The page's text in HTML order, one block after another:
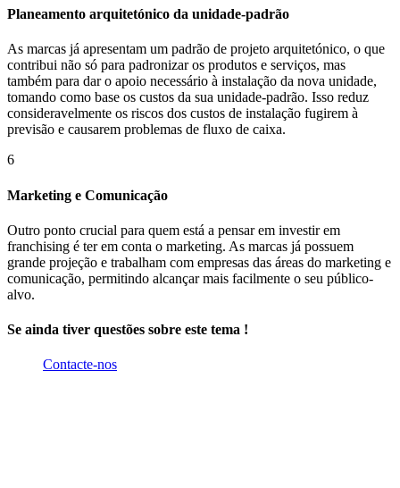
Planeamento arquitetónico da unidade-padrão
As marcas já apresentam um padrão de projeto arquitetónico, o que
contribui não só para padronizar os produtos e serviços, mas
também para dar o apoio necessário à instalação da nova unidade,
tomando como base os custos da sua unidade-padrão. Isso reduz
consideravelmente os riscos dos custos de instalação fugirem à
previsão e causarem problemas de fluxo de caixa.
6
Marketing e Comunicação
Outro ponto crucial para quem está a pensar em investir em
franchising é ter em conta o marketing. As marcas já possuem
grande projeção e trabalham com empresas das áreas do marketing e
comunicação, permitindo alcançar mais facilmente o seu público-
alvo.
Se ainda tiver questões sobre este tema !
Contacte-nos